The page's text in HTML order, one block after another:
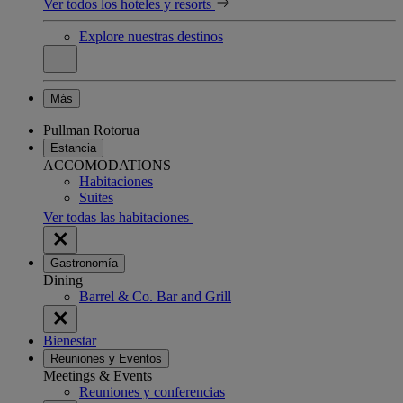
Ver todos los hoteles y resorts
Explore nuestras destinos
Más
Pullman Rotorua
Estancia
ACCOMODATIONS
Habitaciones
Suites
Ver todas las habitaciones
Gastronomía
Dining
Barrel & Co. Bar and Grill
Bienestar
Reuniones y Eventos
Meetings & Events
Reuniones y conferencias